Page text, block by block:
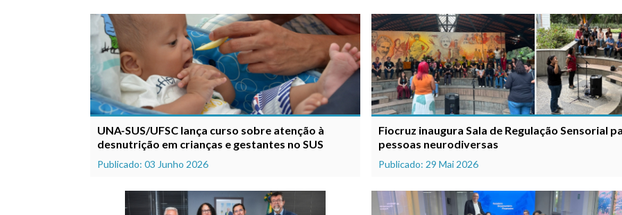
UNA-SUS/UFSC lança curso sobre atenção à
desnutrição em crianças e gestantes no SUS
Publicado: 03 Junho 2026
Fiocruz inaugura Sala de Regulação Sensorial
pessoas neurodiversas
Publicado: 29 Mai 2026